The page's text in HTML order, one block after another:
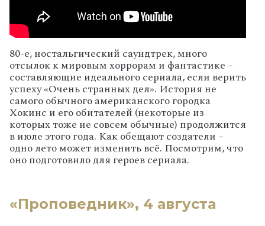
80-е, ностальгический саундтрек, много
отсылок к мировым хоррорам и фантастике –
составляющие идеального сериала, если верить
успеху «Очень странных дел». История не
самого обычного американского городка
Хокинс и его обитателей (некоторые из
которых тоже не совсем обычные) продолжится
в июле этого года. Как обещают создатели –
одно лето может изменить всё. Посмотрим, что
оно подготовило для героев сериала.
«Проповедник», 4 августа